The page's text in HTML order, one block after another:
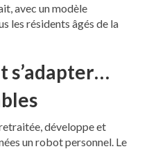
avec un modèle
les résidents âgés de la
s’adapter…
développe et
un robot personnel. Le